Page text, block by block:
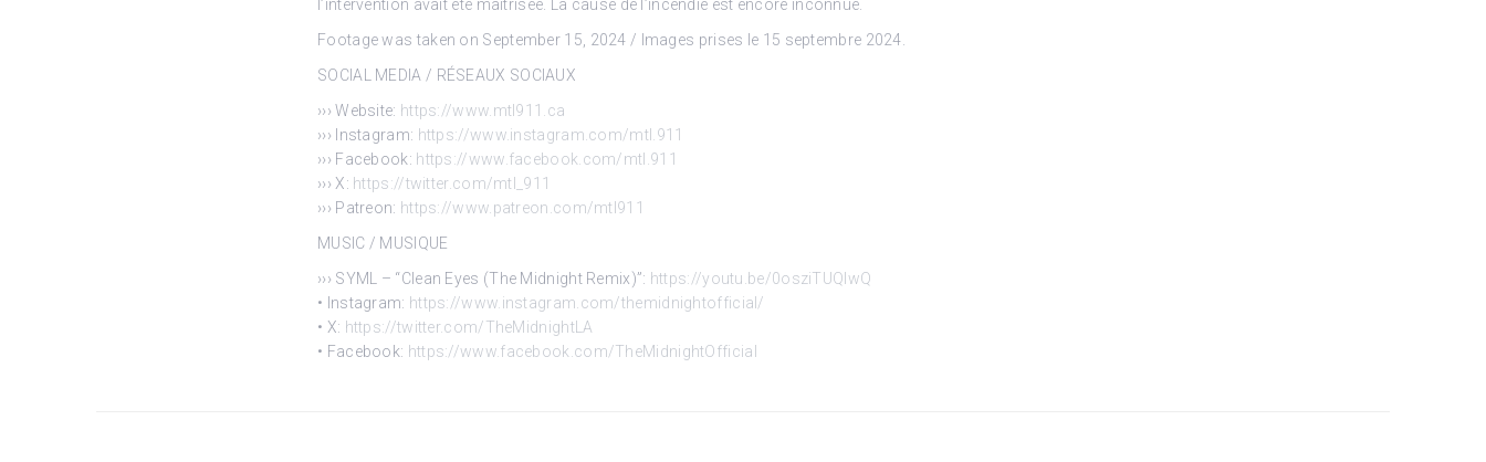
l’intervention avait été maîtrisée. La cause de l’incendie est encore inconnue.
Footage was taken on September 15, 2024 / Images prises le 15 septembre 2024.
SOCIAL MEDIA / RÉSEAUX SOCIAUX
››› Website: https://www.mtl911.ca
››› Instagram: https://www.instagram.com/mtl.911
››› Facebook: https://www.facebook.com/mtl.911
››› X: https://twitter.com/mtl_911
››› Patreon: https://www.patreon.com/mtl911
MUSIC / MUSIQUE
››› SYML – “Clean Eyes (The Midnight Remix)”: https://youtu.be/0osziTUQlwQ
• Instagram: https://www.instagram.com/themidnightofficial/
• X: https://twitter.com/TheMidnightLA
• Facebook: https://www.facebook.com/TheMidnightOfficial